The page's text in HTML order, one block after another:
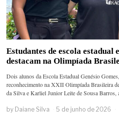
Estudantes de escola estadual
destacam na Olimpíada
Dois alunos da Escola Estadual Genésio
reconhecimento na XXII Olimpíada Brasileira
da Silva e Karliel Junior Leite de Sousa
by Daiane Silva 5 de junho de 2026